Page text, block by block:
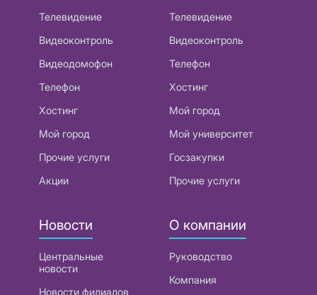
Телевидение
Видеоконтроль
Видеодомофон
Телефон
Хостинг
Мой город
Прочие услуги
Акции
Телевидение
Видеоконтроль
Телефон
Хостинг
Мой город
Мой университет
Госзакупки
Прочие услуги
Новости
Центральные
новости
Новости филиалов
О компании
Руководство
Компания